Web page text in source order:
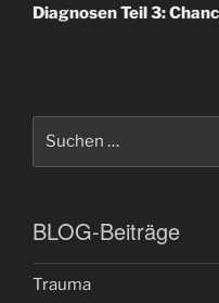
Beitrag
Diagnosen Teil 3:
BLOG-Beiträge
Trauma